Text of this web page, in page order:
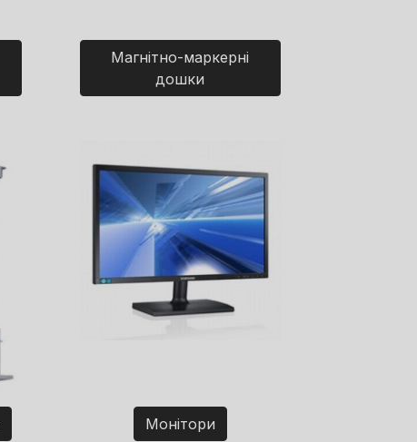
Магнітно-маркерні
дошки
Монітори